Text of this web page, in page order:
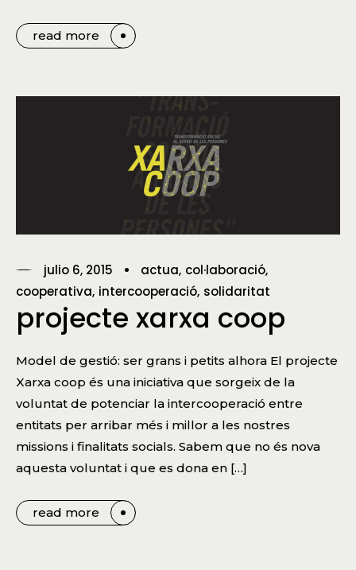
read more
julio 6, 2015 actua col·laboració
cooperativa intercooperació solidaritat
projecte xarxa coop
Model de gestió: ser grans i petits alhora El projecte
Xarxa coop és una iniciativa que sorgeix de la
voluntat de potenciar la intercooperació entre
entitats per arribar més i millor a les nostres
missions i finalitats socials. Sabem que no és nova
aquesta voluntat i que es dona en […]
read more